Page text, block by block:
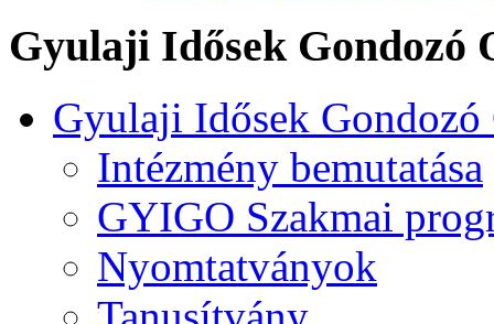
Gyulaji Idősek Gondozó
Gyulaji Idősek Gondozó
Intézmény bemutatása
GYIGO Szakmai
Nyomtatványok